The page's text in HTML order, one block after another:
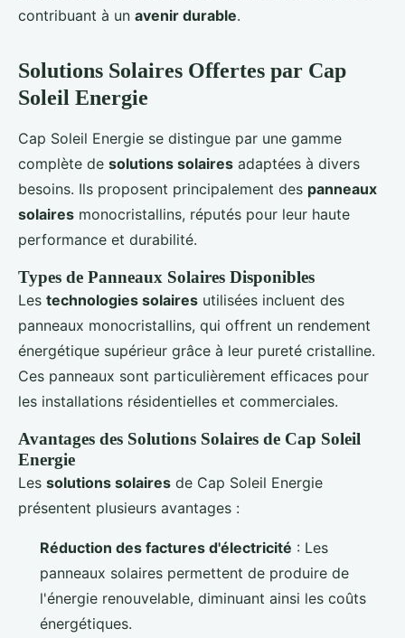
contribuant à un avenir durable.
Solutions Solaires Offertes par Cap
Soleil Energie
Cap Soleil Energie se distingue par une gamme
complète de solutions solaires adaptées à divers
besoins. Ils proposent principalement des panneaux
solaires monocristallins, réputés pour leur haute
performance et durabilité.
Types de Panneaux Solaires Disponibles
Les technologies solaires utilisées incluent des
panneaux monocristallins, qui offrent un rendement
énergétique supérieur grâce à leur pureté cristalline.
Ces panneaux sont particulièrement efficaces pour
les installations résidentielles et commerciales.
Avantages des Solutions Solaires de Cap Soleil
Energie
Les solutions solaires de Cap Soleil Energie
présentent plusieurs avantages :
Réduction des factures d'électricité : Les
panneaux solaires permettent de produire de
l'énergie renouvelable, diminuant ainsi les coûts
énergétiques.